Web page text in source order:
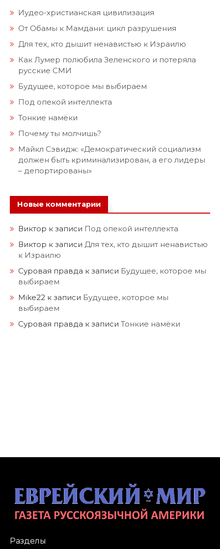
Иудео-христианская цивилизация
От Обамы к Мамдани: цикл разрушения
Для тех, кто дышит ненавистью к Израилю
Как Лумер полюбила Зеленского и потеряла
русские СМИ
Будущее, которое мы выбираем
Под опекой интеллекта
Тонкие намёки
Почему ты молчишь?
Майкл Сэвидж: «Демократический социализм
должен быть криминализирован, а его лидеры
– депортированы»
Новые комментарии
Виктор к записи Под опекой интеллекта
Виктор к записи Для тех, кто дышит ненавистью
к Израилю
Суровая правда к записи Будущее, которое мы
выбираем
Mike22 к записи Будущее, которое мы
выбираем
Суровая правда к записи Тонкие намёки
Разделы